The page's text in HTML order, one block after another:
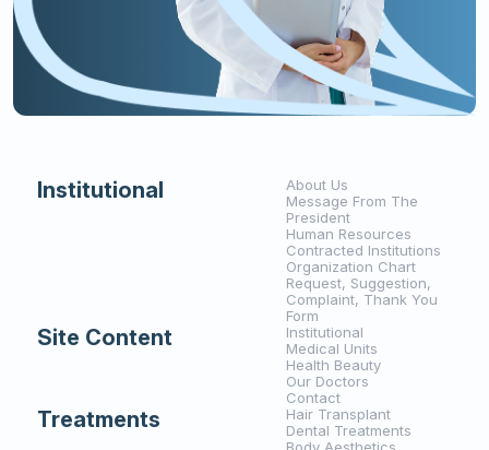
Institutional
About Us
Message From The
President
Human Resources
Contracted Institutions
Organization Chart
Request, Suggestion,
Complaint, Thank You
Form
Site Content
Institutional
Medical Units
Health Beauty
Our Doctors
Contact
Treatments
Hair Transplant
Dental Treatments